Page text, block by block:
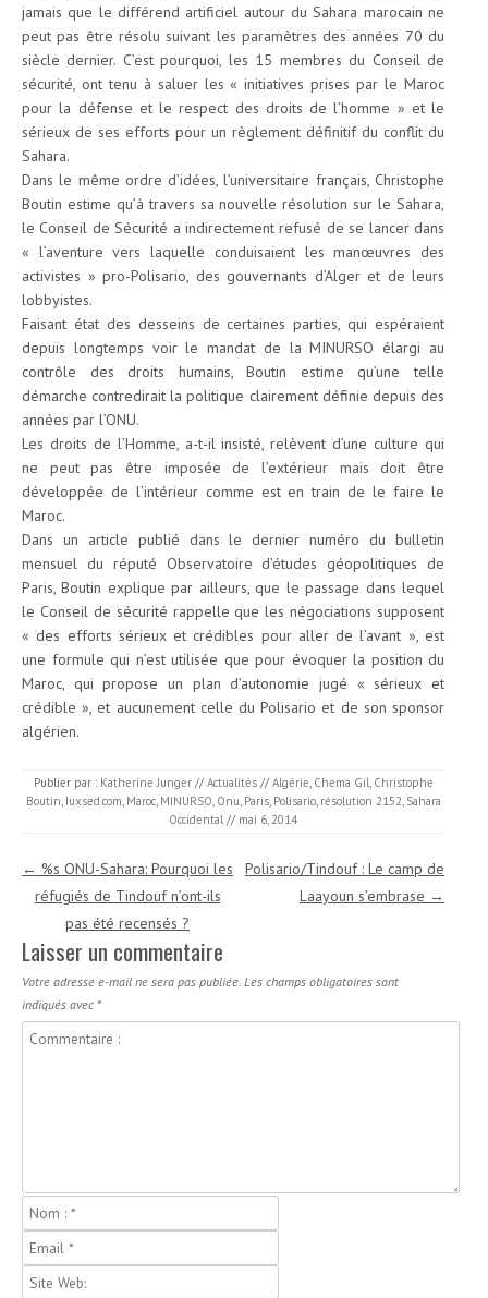
jamais que le différend artificiel autour du Sahara marocain ne
peut pas être résolu suivant les paramètres des années 70 du
siècle dernier. C’est pourquoi, les 15 membres du Conseil de
sécurité, ont tenu à saluer les « initiatives prises par le Maroc
pour la défense et le respect des droits de l’homme » et le
sérieux de ses efforts pour un règlement définitif du conflit du
Sahara.
Dans le même ordre d’idées, l’universitaire français, Christophe
Boutin estime qu’à travers sa nouvelle résolution sur le Sahara,
le Conseil de Sécurité a indirectement refusé de se lancer dans
« l’aventure vers laquelle conduisaient les manœuvres des
activistes » pro-Polisario, des gouvernants d’Alger et de leurs
lobbyistes.
Faisant état des desseins de certaines parties, qui espéraient
depuis longtemps voir le mandat de la MINURSO élargi au
contrôle des droits humains, Boutin estime qu’une telle
démarche contredirait la politique clairement définie depuis des
années par l’ONU.
Les droits de l’Homme, a-t-il insisté, relèvent d’une culture qui
ne peut pas être imposée de l’extérieur mais doit être
développée de l’intérieur comme est en train de le faire le
Maroc.
Dans un article publié dans le dernier numéro du bulletin
mensuel du réputé Observatoire d’études géopolitiques de
Paris, Boutin explique par ailleurs, que le passage dans lequel
le Conseil de sécurité rappelle que les négociations supposent
« des efforts sérieux et crédibles pour aller de l’avant », est
une formule qui n’est utilisée que pour évoquer la position du
Maroc, qui propose un plan d’autonomie jugé « sérieux et
crédible », et aucunement celle du Polisario et de son sponsor
algérien.
Publier par : Katherine Junger // Actualités // Algérie, Chema Gil, Christophe
Boutin, Iuxsed.com, Maroc, MINURSO, Onu, Paris, Polisario, résolution 2152, Sahara
Occidental // mai 6, 2014
Navigation des articles
← %s ONU-Sahara: Pourquoi les
réfugiés de Tindouf n’ont-ils
pas été recensés ?
Polisario/Tindouf : Le camp de
Laayoun s’embrase →
Laisser un commentaire
Votre adresse e-mail ne sera pas publiée. Les champs obligatoires sont
indiqués avec *